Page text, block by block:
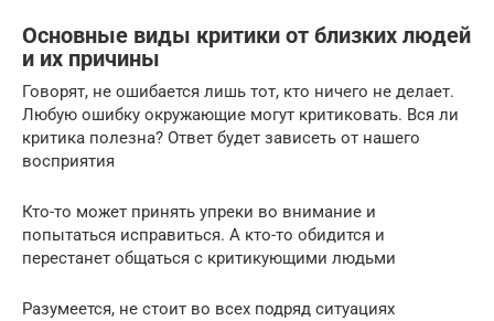
Основные виды критики от близких людей
и их причины
Говорят, не ошибается лишь тот, кто ничего не делает.
Любую ошибку окружающие могут критиковать. Вся ли
критика полезна? Ответ будет зависеть от нашего
восприятия
Кто-то может принять упреки во внимание и
попытаться исправиться. А кто-то обидится и
перестанет общаться с критикующими людьми
Разумеется, не стоит во всех подряд ситуациях